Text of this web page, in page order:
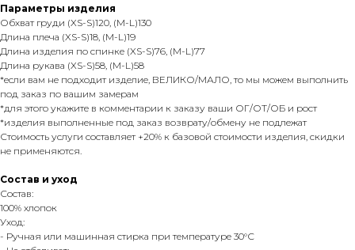
Параметры изделия
Обхват груди (XS-S)120, (M-L)130
Длина плеча (XS-S)18, (M-L)19
Длина изделия по спинке (XS-S)76, (M-L)77
Длина рукава (XS-S)58, (M-L)58
*если вам не подходит изделие, ВЕЛИКО/МАЛО, то мы можем выполнить
под заказ по вашим замерам
*для этого укажите в комментарии к заказу ваши ОГ/ОТ/ОБ и рост
*изделия выполненные под заказ возврату/обмену не подлежат
Стоимость услуги составляет +20% к базовой стоимости изделия, скидки
не применяются.
Состав и уход
Состав:
100% хлопок
Уход:
- Ручная или машинная стирка при температуре 30°С